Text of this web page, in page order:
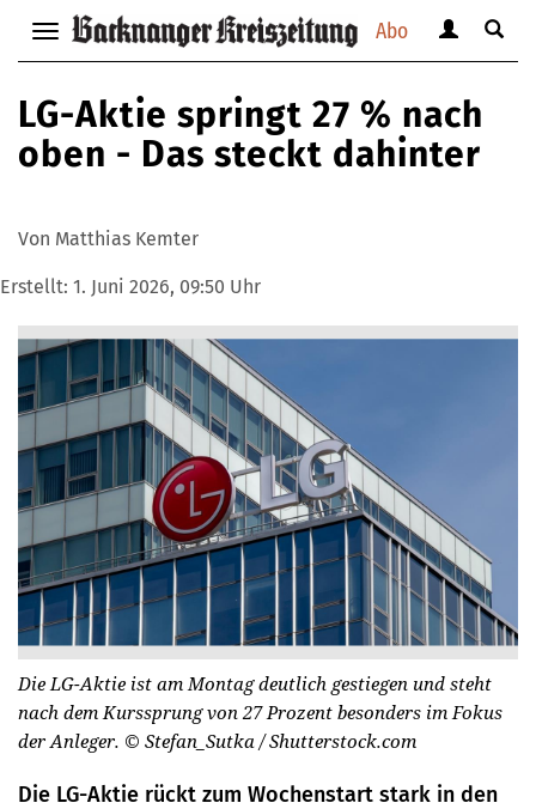
Abo
Navigation
anzeigen
verbergen
anzeigen
verbergen
Suche
LG-Aktie springt 27 % nach
oben - Das steckt dahinter
Von Matthias Kemter
Erstellt: 1. Juni 2026, 09:50 Uhr
Die LG-Aktie ist am Montag deutlich gestiegen und steht
nach dem Kurssprung von 27 Prozent besonders im Fokus
der Anleger. © Stefan_Sutka / Shutterstock.com
Die LG-Aktie rückt zum Wochenstart stark in den